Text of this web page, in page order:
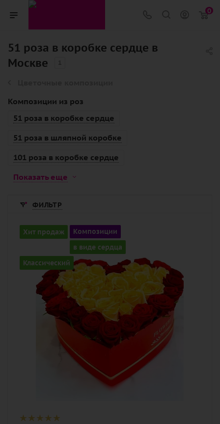
0
51 роза в коробке сердце в
Москве
Композиции из роз
51 роза в коробке сердце
51 роза в шляпной коробке
101 роза в коробке сердце
Показать еще
ФИЛЬТР
Хит продаж Композиции
в виде сердца
Классический
Количество
51
Цвет
желтый, красный
Описание
роза, оазис, коробка в виде сердца